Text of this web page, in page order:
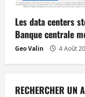
Les data centers
Banque centrale
Geo Valin 4 Août
RECHERCHER UN